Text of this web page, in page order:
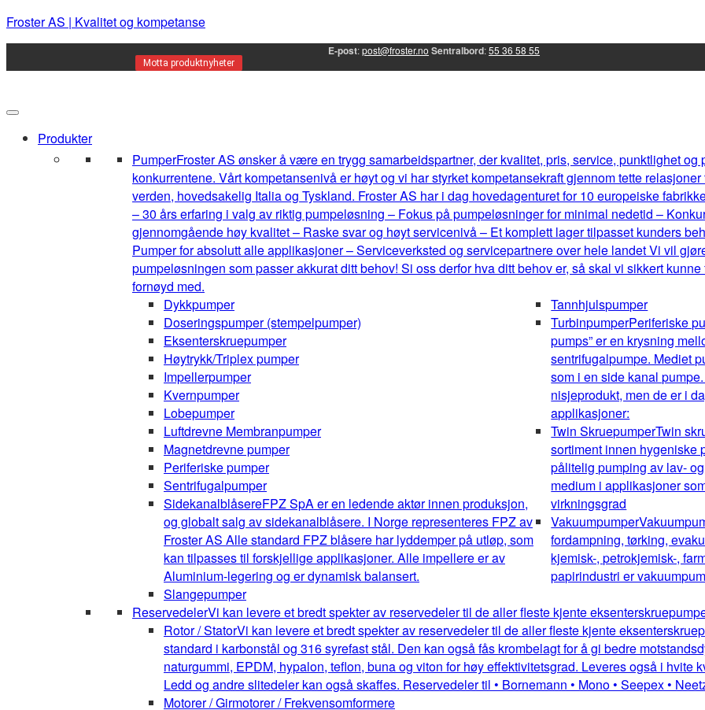
Froster AS | Kvalitet og kompetanse
E-post:post@froster.no Sentralbord:55 36 58 55
Motta produktnyheter
Produkter
PumperFroster AS ønsker å være en trygg samarbeidspartner, der kvalitet, pris, service, punktlighet
konkurrentene. Vårt kompetansenivå er høyt og vi har styrket kompetansekraft gjennom tette
verden, hovedsakelig Italia og Tyskland. Froster AS har i dag hovedagenturet for 10 europeiske
– 30 års erfaring i valg av riktig pumpeløsning – Fokus på pumpeløsninger for minimal nedetid –
gjennomgående høy kvalitet – Raske svar og høyt servicenivå – Et komplett lager tilpasset kunders
Pumper for absolutt alle applikasjoner – Serviceverksted og servicepartnere over hele landet Vi vil
pumpeløsningen som passer akkurat ditt behov! Si oss derfor hva ditt behov er, så skal vi sikkert
fornøyd med.
Dykkpumper
Doseringspumper (stempelpumper)
Eksenterskruepumper
Høytrykk/Triplex pumper
Impellerpumper
Kvernpumper
Lobepumper
Luftdrevne Membranpumper
Magnetdrevne pumper
Periferiske pumper
Sentrifugalpumper
SidekanalblåsereFPZ SpA er en ledende aktør innen produksjon,
og globalt salg av sidekanalblåsere. I Norge representeres FPZ av
Froster AS Alle standard FPZ blåsere har lyddemper på utløp, som
kan tilpasses til forskjellige applikasjoner. Alle impellere er av
Aluminium-legering og er dynamisk balansert.
Slangepumper
Tannhjulspumper
TurbinpumperPeriferiske
pumps” er en krysning
sentrifugalpumpe. Mediet
som i en side kanal
nisjeprodukt, men de er i
applikasjoner:
Twin SkruepumperTwin
sortiment innen hygeniske
pålitelig pumping av lav-
medium i applikasjoner
virkningsgrad
Vakuumpumper
fordampning, tørking,
kjemisk-, petrokjemisk-,
papirindustri er
ReservedelerVi kan levere et bredt spekter av reservedeler til de aller fleste kjente
Rotor / StatorVi kan levere et bredt spekter av reservedeler til de aller fleste kjente
standard i karbonstål og 316 syrefast stål. Den kan også fås krombelagt for å gi bedre
naturgummi, EPDM, hypalon, teflon, buna og viton for høy effektivitetsgrad. Leveres også i hvite
Ledd og andre slitedeler kan også skaffes. Reservedeler til • Bornemann • Mono • Seepex •
Motorer / Girmotorer / Frekvensomformere